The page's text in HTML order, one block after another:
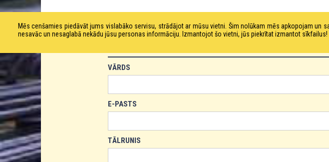
VĀRDS
E-PASTS
TĀLRUNIS
Mēs cenšamies piedāvāt jums vislabāko servisu, strādājot ar mūsu vietni. Šim nolūkam mēs apkopojam
nesavāc un nesaglabā nekādu jūsu personas informāciju. Izmantojot šo vietni, jūs piekrītat izmantot sīkfailus!